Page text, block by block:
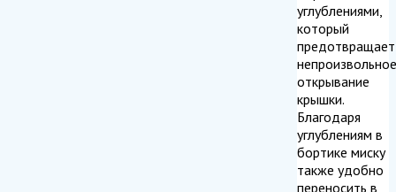
углублениями,
который
предотвращает
непроизвольное
открывание
крышки.
Благодаря
углублениям в
бортике миску
также удобно
переносить в